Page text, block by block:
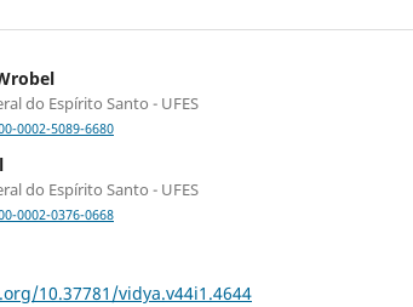
do Espírito Santo - UFES
0002-5089-6680
do Espírito Santo - UFES
0002-0376-0668
10.37781/vidya.v44i1.4644